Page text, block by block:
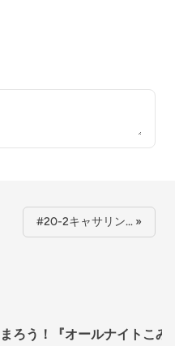
#20-2キャサリン… »
ろう！『オールナイトこみ